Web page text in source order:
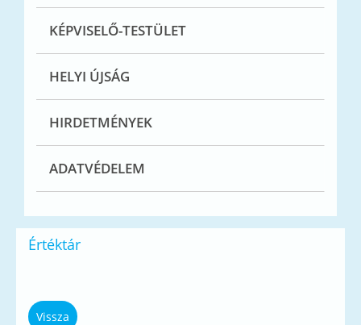
KÉPVISELŐ-TESTÜLET
HELYI ÚJSÁG
HIRDETMÉNYEK
ADATVÉDELEM
Értéktár
Vissza